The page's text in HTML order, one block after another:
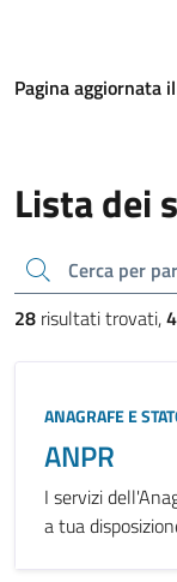
Pagina aggiornata
Lista dei
Cerca una parola chiave
28 risultati trovati,4
ANAGRAFE E
ANPR
I servizi
a tua